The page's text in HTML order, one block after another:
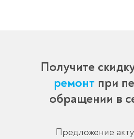
Получите
ремонт при
обращении в
Предложение